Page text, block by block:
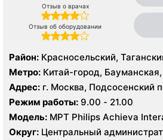
Отзыв о врачах
Отзыв об оборудовании
Район: Красносельский,
Тверской
Метро: Китай-город,
Кузнецкий мост, Курская,
Сретенский бульвар, Таганская,
Адрес: г. Москва, Подсосенский
Режим работы: 9.00 - 21.00
Модель: МРТ Philips Achieva
Aquilion CXL 128 срезов, УЗИ
Округ: Центральный